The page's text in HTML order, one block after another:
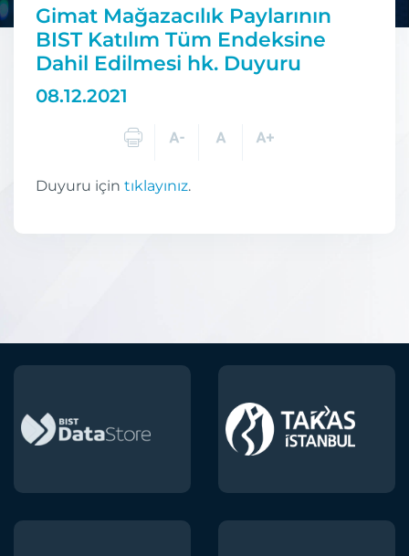
Gimat Mağazacılık Paylarının
BIST Katılım Tüm Endeksine
Dahil Edilmesi hk. Duyuru
08.12.2021
Duyuru için tıklayınız.